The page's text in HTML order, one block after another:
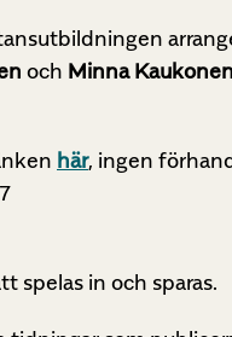
och Minna Kaukonen
här, ingen
spelas in och sparas.